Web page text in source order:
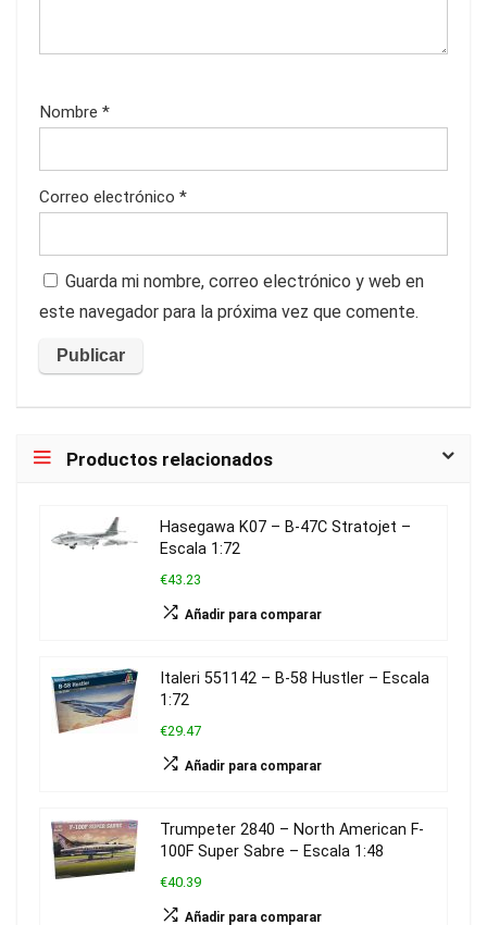
Nombre *
Correo electrónico *
Guarda mi nombre, correo electrónico y web en
este navegador para la próxima vez que comente.
Productos relacionados
Hasegawa K07 – B-47C Stratojet –
Escala 1:72
€43.23
Añadir para comparar
Italeri 551142 – B-58 Hustler – Escala
1:72
€29.47
Añadir para comparar
Trumpeter 2840 – North American F-
100F Super Sabre – Escala 1:48
€40.39
Añadir para comparar